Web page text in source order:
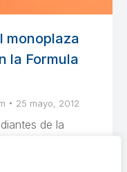
monoplaza
la Formula
25 mayo, 2012
de la
en el